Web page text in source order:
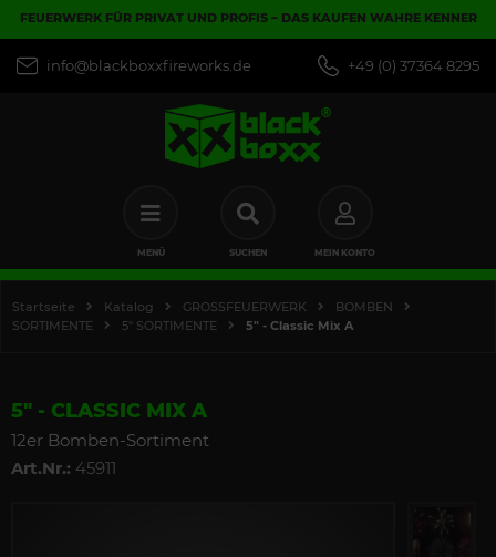
FEUERWERK FÜR PRIVAT UND PROFIS – DAS KAUFEN WAHRE KENNER
info@blackboxxfireworks.de +49 (0) 37364 8295
MENÜ SUCHEN MEIN KONTO
Startseite Katalog GROSSFEUERWERK
BOMBEN
SORTIMENTE
5" SORTIMENTE 5" - Classic Mix A
5" - CLASSIC MIX A
12er Bomben-Sortiment
Art.Nr.: 45911